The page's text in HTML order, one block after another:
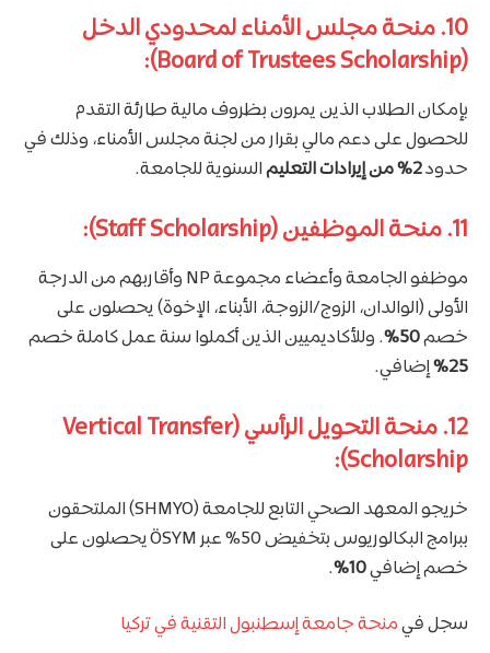
10. منحة مجلس الأمناء لمحدودي الدخل
(Board of Trustees Scholarship):
بإمكان الطلاب الذين يمرون بظروف مالية طارئة التقدم
للحصول على دعم مالي بقرار من لجنة مجلس الأمناء، وذلك في
حدود2% من إيرادات التعليم السنوية للجامعة.
11. منحة الموظفين (Staff Scholarship):
موظفو الجامعة وأعضاء مجموعة NP وأقاربهم من الدرجة
الأولى (الوالدان، الزوج/الزوجة، الأبناء، الإخوة) يحصلون على
خصم50%
. وللأكاديميين الذين أكملوا سنة عمل كاملة خصم
25%
إضافي.
12. منحة التحويل الرأسي (Vertical Transfer
Scholarship):
خريجو المعهد الصحي التابع للجامعة (SHMYO) الملتحقون
ببرامج البكالوريوس بتخفيض 50% عبر ÖSYM يحصلون على
خصم إضافي10%
.
سجل فيمنحة جامعة إسطنبول التقنية في تركيا